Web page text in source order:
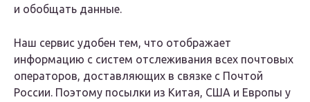
и обобщать данные.
Наш сервис удобен тем, что отображает
информацию с систем отслеживания всех почтовых
операторов, доставляющих в связке с Почтой
России. Поэтому посылки из Китая, США и Европы у